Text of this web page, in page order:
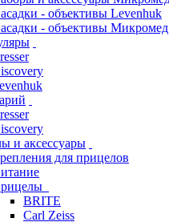
- объективы Levenhuk
- объективы Микромед
и аксессуары
для прицелов
BRITE
Carl Zeiss